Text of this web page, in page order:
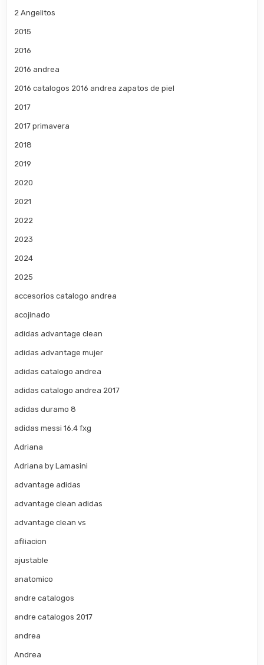
2 Angelitos
2015
2016
2016 andrea
2016 catalogos 2016 andrea zapatos de piel
2017
2017 primavera
2018
2019
2020
2021
2022
2023
2024
2025
accesorios catalogo andrea
acojinado
adidas advantage clean
adidas advantage mujer
adidas catalogo andrea
adidas catalogo andrea 2017
adidas duramo 8
adidas messi 16.4 fxg
Adriana
Adriana by Lamasini
advantage adidas
advantage clean adidas
advantage clean vs
afiliacion
ajustable
anatomico
andre catalogos
andre catalogos 2017
andrea
Andrea